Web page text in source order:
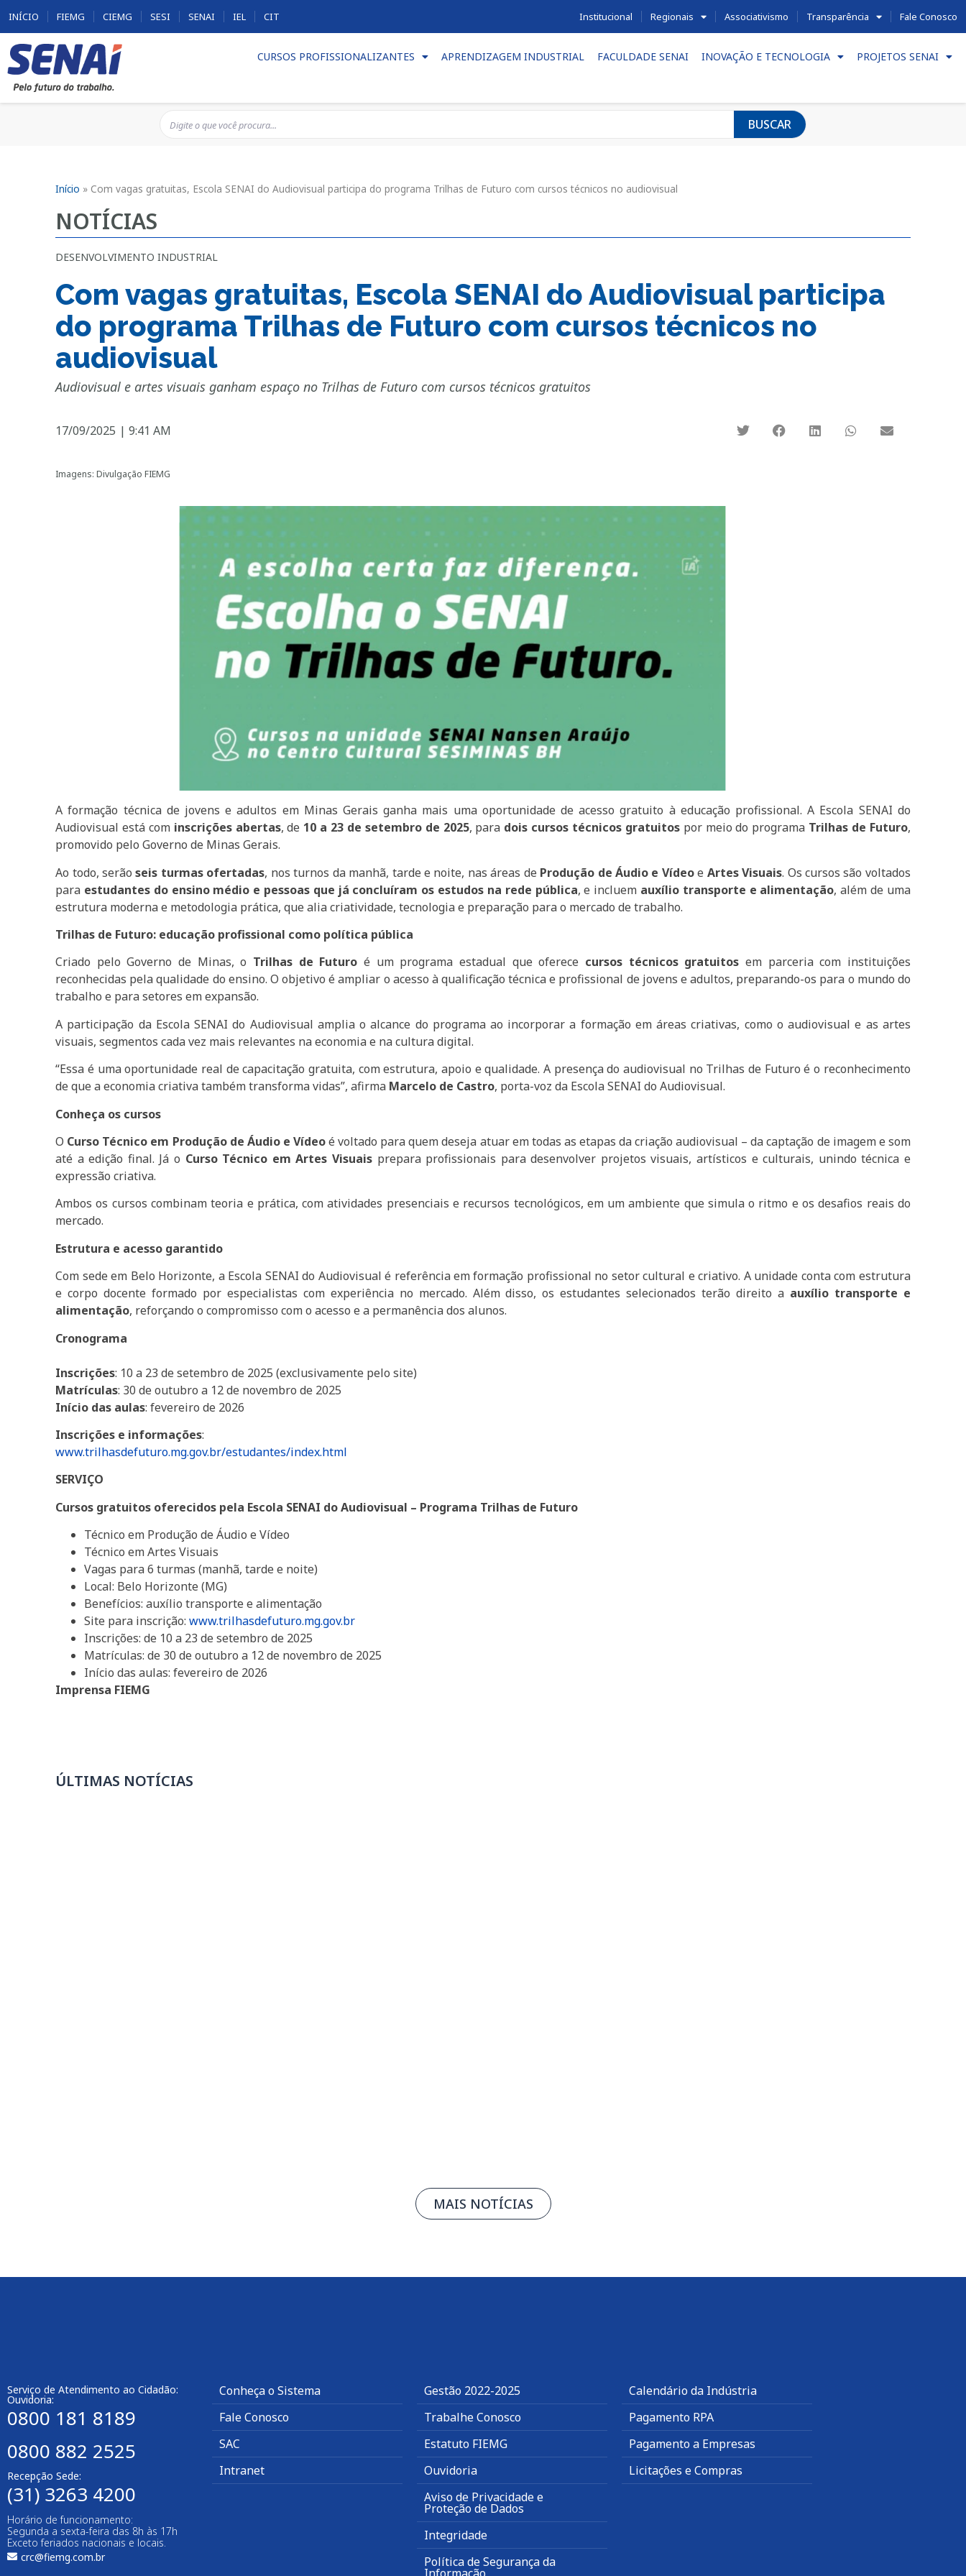
INÍCIO FIEMG CIEMG SESI SENAI IEL CIT Institucional Regionais Associativismo Transparência Fale Conosco
CURSOS PROFISSIONALIZANTES APRENDIZAGEM INDUSTRIAL FACULDADE SENAI INOVAÇÃO E TECNOLOGIA PROJETOS SENAI
BUSCAR
Início » Com vagas gratuitas, Escola SENAI do Audiovisual participa do programa Trilhas de Futuro com cursos técnicos no audiovisual
NOTÍCIAS
DESENVOLVIMENTO INDUSTRIAL
Com vagas gratuitas, Escola SENAI do Audiovisual participa
do programa Trilhas de Futuro com cursos técnicos no
audiovisual
Audiovisual e artes visuais ganham espaço no Trilhas de Futuro com cursos técnicos gratuitos
17/09/2025 | 9:41 AM
Imagens: Divulgação FIEMG
A formação técnica de jovens e adultos em Minas Gerais ganha mais uma oportunidade de acesso gratuito à educação profissional. A Escola SENAI do
Audiovisual está com inscrições abertas, de 10 a 23 de setembro de 2025, para dois cursos técnicos gratuitospor meio do programa Trilhas de Futuro,
promovido pelo Governo de Minas Gerais.
Ao todo, serãoseis turmas ofertadas, nos turnos da manhã, tarde e noite, nas áreas de Produção de Áudio e Vídeoe Artes Visuais. Os cursos são voltados
para estudantes do ensino médio e pessoas que já concluíram os estudos na rede pública, e incluem auxílio transporte e alimentação, além de uma
estrutura moderna e metodologia prática, que alia criatividade, tecnologia e preparação para o mercado de trabalho.
Trilhas de Futuro: educação profissional como política pública
Criado pelo Governo de Minas, o Trilhas de Futuro é um programa estadual que oferece cursos técnicos gratuitos em parceria com instituições
reconhecidas pela qualidade do ensino. O objetivo é ampliar o acesso à qualificação técnica e profissional de jovens e adultos, preparando-os para o mundo do
trabalho e para setores em expansão.
A participação da Escola SENAI do Audiovisual amplia o alcance do programa ao incorporar a formação em áreas criativas, como o audiovisual e as artes
visuais, segmentos cada vez mais relevantes na economia e na cultura digital.
“Essa é uma oportunidade real de capacitação gratuita, com estrutura, apoio e qualidade. A presença do audiovisual no Trilhas de Futuro é o reconhecimento
de que a economia criativa também transforma vidas”, afirma Marcelo de Castro, porta-voz da Escola SENAI do Audiovisual.
Conheça os cursos
O Curso Técnico em Produção de Áudio e Vídeoé voltado para quem deseja atuar em todas as etapas da criação audiovisual – da captação de imagem e som
até a edição final. Já o Curso Técnico em Artes Visuaisprepara profissionais para desenvolver projetos visuais, artísticos e culturais, unindo técnica e
expressão criativa.
Ambos os cursos combinam teoria e prática, com atividades presenciais e recursos tecnológicos, em um ambiente que simula o ritmo e os desafios reais do
mercado.
Estrutura e acesso garantido
Com sede em Belo Horizonte, a Escola SENAI do Audiovisual é referência em formação profissional no setor cultural e criativo. A unidade conta com estrutura
e corpo docente formado por especialistas com experiência no mercado. Além disso, os estudantes selecionados terão direito a auxílio transporte e
alimentação, reforçando o compromisso com o acesso e a permanência dos alunos.
Cronograma
Inscrições: 10 a 23 de setembro de 2025 (exclusivamente pelo site)
Matrículas: 30 de outubro a 12 de novembro de 2025
Início das aulas: fevereiro de 2026
Inscrições e informações:
www.trilhasdefuturo.mg.gov.br/estudantes/index.html
SERVIÇO
Cursos gratuitos oferecidos pela Escola SENAI do Audiovisual – Programa Trilhas de Futuro
Técnico em Produção de Áudio e Vídeo
Técnico em Artes Visuais
Vagas para 6 turmas (manhã, tarde e noite)
Local: Belo Horizonte (MG)
Benefícios: auxílio transporte e alimentação
Site para inscrição:www.trilhasdefuturo.mg.gov.br
Inscrições: de 10 a 23 de setembro de 2025
Matrículas: de 30 de outubro a 12 de novembro de 2025
Início das aulas: fevereiro de 2026
Imprensa FIEMG
ÚLTIMAS NOTÍCIAS
MAIS NOTÍCIAS
Serviço de Atendimento ao Cidadão:
Ouvidoria:
0800 181 8189
0800 882 2525
Recepção Sede:
(31) 3263 4200
Horário de funcionamento:
Segunda a sexta-feira das 8h às 17h
Exceto feriados nacionais e locais.
crc@fiemg.com.br
Conheça o Sistema
Fale Conosco
SAC
Intranet
Gestão 2022-2025
Trabalhe Conosco
Estatuto FIEMG
Ouvidoria
Aviso de Privacidade e
Proteção de Dados
Integridade
Política de Segurança da
Informação
Calendário da Indústria
Pagamento RPA
Pagamento a Empresas
Licitações e Compras